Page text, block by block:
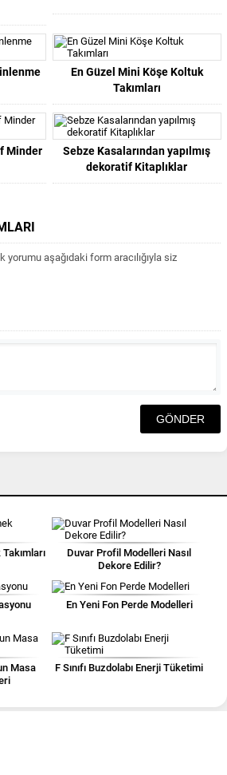
En Güzel Mini Köşe Koltuk
Takımları
Minder
Sebze Kasalarından yapılmış
dekoratif Kitaplıklar
yorumu aşağıdaki form aracılığıyla siz
Duvar Profil Modelleri Nasıl
Dekore Edilir?
En Yeni Fon Perde Modelleri
Masa
F Sınıfı Buzdolabı Enerji Tüketimi